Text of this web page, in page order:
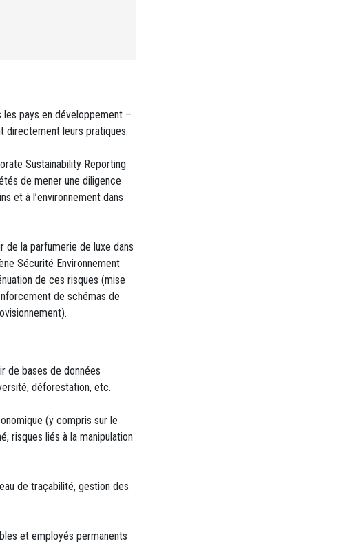
les pays en développement –
directement leurs pratiques.
Sustainability Reporting
de mener une diligence
et à l’environnement dans
de la parfumerie de luxe dans
Sécurité Environnement
de ces risques (mise
de schémas de
de bases de données
déforestation, etc.
(y compris sur le
risques liés à la manipulation
de traçabilité, gestion des
et employés permanents